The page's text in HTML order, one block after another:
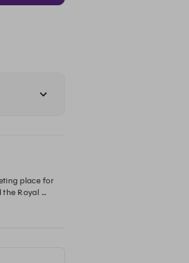
place for
Royal